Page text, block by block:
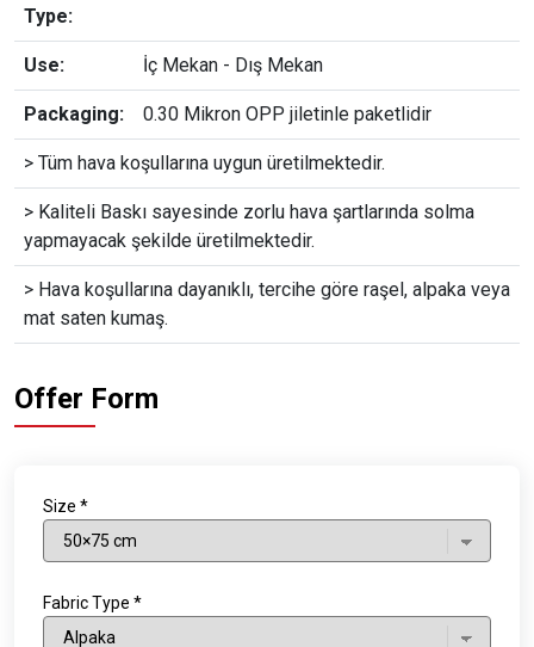
Type:
Use: İç Mekan - Dış Mekan
Packaging: 0.30 Mikron OPP jiletinle paketlidir
> Tüm hava koşullarına uygun üretilmektedir.
> Kaliteli Baskı sayesinde zorlu hava şartlarında solma
yapmayacak şekilde üretilmektedir.
> Hava koşullarına dayanıklı, tercihe göre raşel, alpaka veya
mat saten kumaş.
Offer Form
Size *
Fabric Type *